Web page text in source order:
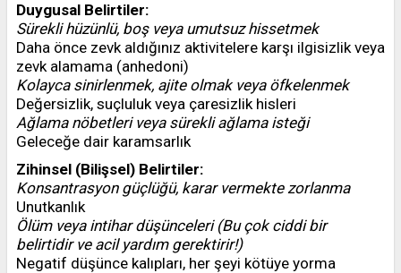
Duygusal Belirtiler:
Sürekli hüzünlü, boş veya umutsuz hissetmek
Daha önce zevk aldığınız aktivitelere karşı ilgisizlik veya
zevk alamama (anhedoni)
Kolayca sinirlenmek, ajite olmak veya öfkelenmek
Değersizlik, suçluluk veya çaresizlik hisleri
Ağlama nöbetleri veya sürekli ağlama isteği
Geleceğe dair karamsarlık
Zihinsel (Bilişsel) Belirtiler:
Konsantrasyon güçlüğü, karar vermekte zorlanma
Unutkanlık
Ölüm veya intihar düşünceleri (Bu çok ciddi bir
belirtidir ve acil yardım gerektirir!)
Negatif düşünce kalıpları, her şeyi kötüye yorma